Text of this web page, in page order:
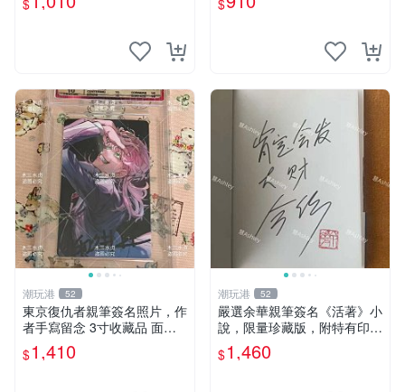
時代、探案主題 現場簽名照
$
三姐妹 簽名照 包裝相框
$
潮玩港 52
東京復仇者親筆簽名照片，作
者手寫留念 3寸收藏品 面簽
珍藏 東京裡ベンジャーズ 畫
家原創 約3x5.5cm 簽名版 國
$1,410
潮玩港 52
嚴選余華親筆簽名《活著》小
說，限量珍藏版，附特有印
章。 活著 小說 簽名書
$1,460